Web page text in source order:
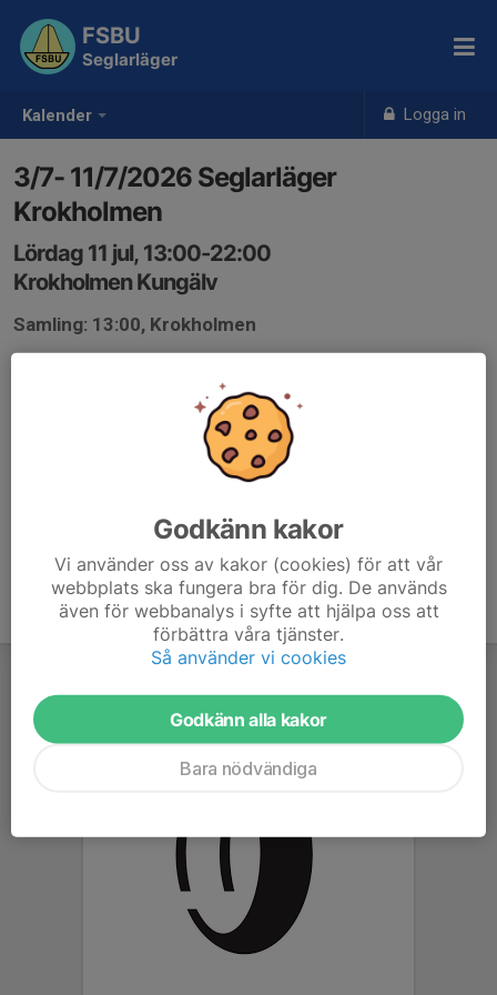
Kalender Logga in
FSBU
Seglarläger
3/7- 11/7/2026 Seglarläger
Krokholmen
Lördag 11 jul, 13:00-22:00
Krokholmen Kungälv
Samling: 13:00, Krokholmen
Godkänn kakor
Vi använder oss av kakor (cookies) för att vår
webbplats ska fungera bra för dig. De används
även för webbanalys i syfte att hjälpa oss att
förbättra våra tjänster.
Så använder vi cookies
Godkänn alla kakor
Bara nödvändiga